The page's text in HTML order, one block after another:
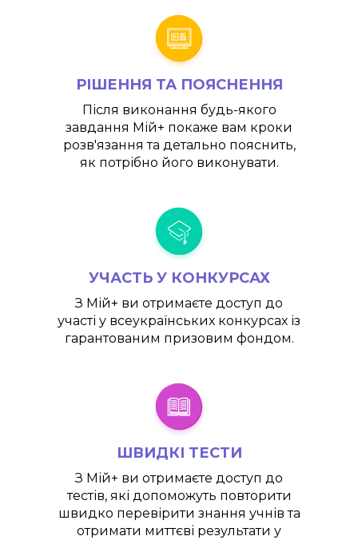
РІШЕННЯ ТА ПОЯСНЕННЯ
Після виконання будь-якого
завдання Мій+ покаже вам кроки
розв'язання та детально пояснить,
як потрібно його виконувати.
УЧАСТЬ У КОНКУРСАХ
З Мій+ ви отримаєте доступ до
участі у всеукраїнських конкурсах із
гарантованим призовим фондом.
ШВИДКІ ТЕСТИ
З Мій+ ви отримаєте доступ до
тестів, які допоможуть повторити
швидко перевірити знання учнів та
отримати миттєві результати у